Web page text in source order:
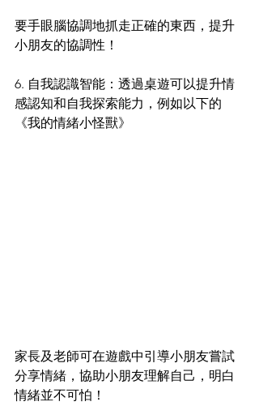
要手眼腦協調地抓走正確的東西，提升
小朋友的協調性！
6. 自我認識智能：透過桌遊可以提升情
感認知和自我探索能力，例如以下的
《我的情緒小怪獸》
家長及老師可在遊戲中引導小朋友嘗試
分享情緒，協助小朋友理解自己，明白
情緒並不可怕！